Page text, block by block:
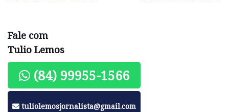
Fale com
Tulio Lemos
(84) 99955-1566
tuliolemosjornalista@gmail.com